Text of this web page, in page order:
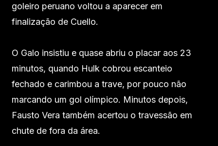
goleiro peruano voltou a aparecer em
finalização de Cuello.
O Galo insistiu e quase abriu o placar aos 23
minutos, quando Hulk cobrou escanteio
fechado e carimbou a trave, por pouco não
marcando um gol olímpico. Minutos depois,
Fausto Vera também acertou o travessão em
chute de fora da área.